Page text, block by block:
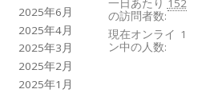
2025年6月
2025年4月
2025年3月
2025年2月
2025年1月
152
一日あたり
の訪問者数:
1
現在オンライ
ン中の人数: